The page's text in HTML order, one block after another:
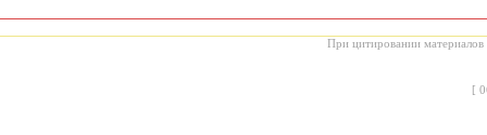
При цитировании материалов
[